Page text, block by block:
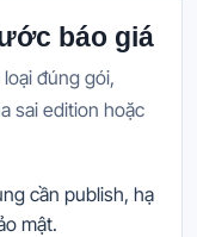
báo giá
đúng gói,
sai edition hoặc
cần publish, hạ
mật.